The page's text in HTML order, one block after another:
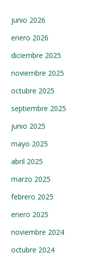
junio 2026
enero 2026
diciembre 2025
noviembre 2025
octubre 2025
septiembre 2025
junio 2025
mayo 2025
abril 2025
marzo 2025
febrero 2025
enero 2025
noviembre 2024
octubre 2024